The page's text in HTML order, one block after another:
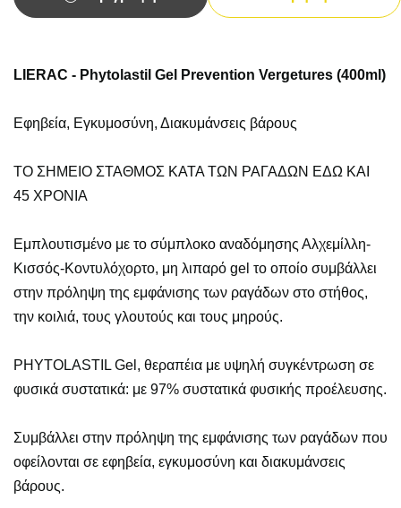
LIERAC - Phytolastil Gel Prevention Vergetures (400ml)
Εφηβεία, Εγκυμοσύνη, Διακυμάνσεις βάρους
ΤΟ ΣΗΜΕΙΟ ΣΤΑΘΜΟΣ ΚΑΤΑ ΤΩΝ ΡΑΓΑΔΩΝ ΕΔΩ ΚΑΙ
45 ΧΡΟΝΙΑ
Εμπλουτισμένο με το σύμπλοκο αναδόμησης Αλχεμίλλη-
Κισσός-Κοντυλόχορτο, μη λιπαρό gel το οποίο συμβάλλει
στην πρόληψη της εμφάνισης των ραγάδων στο στήθος,
την κοιλιά, τους γλουτούς και τους μηρούς.
PHYTOLASTIL Gel, θεραπέια με υψηλή συγκέντρωση σε
φυσικά συστατικά: με 97% συστατικά φυσικής προέλευσης.
Συμβάλλει στην πρόληψη της εμφάνισης των ραγάδων που
οφείλονται σε εφηβεία, εγκυμοσύνη και διακυμάνσεις
βάρους.